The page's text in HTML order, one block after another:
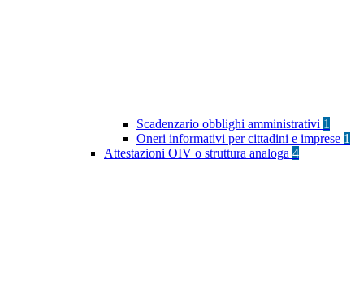
Scadenzario obblighi amministrativi 1
Oneri informativi per cittadini e imprese 1
Attestazioni OIV o struttura analoga 4